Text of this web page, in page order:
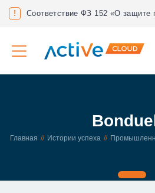
! Соответствие ФЗ 152 «О защите
Главная Истории успеха